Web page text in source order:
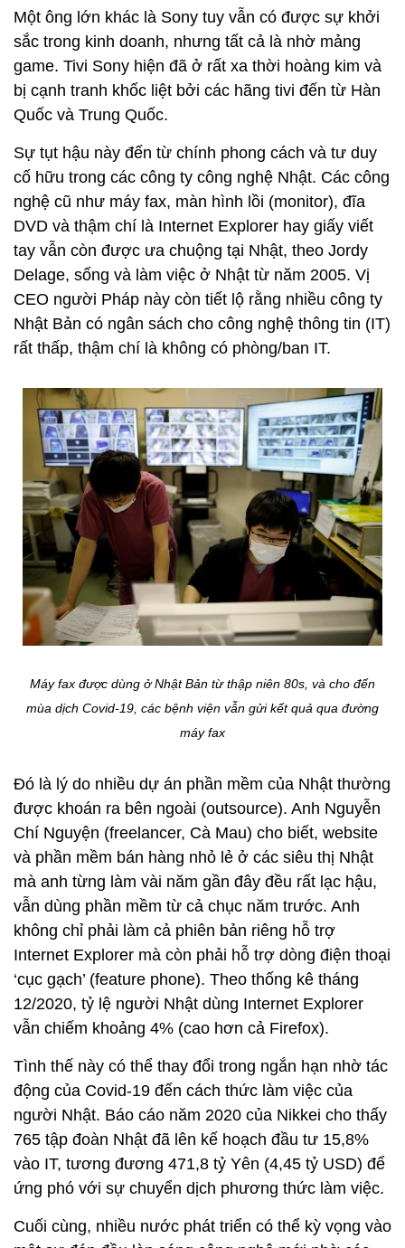
Một ông lớn khác là Sony tuy vẫn có được sự khởi
sắc trong kinh doanh, nhưng tất cả là nhờ mảng
game. Tivi Sony hiện đã ở rất xa thời hoàng kim và
bị cạnh tranh khốc liệt bởi các hãng tivi đến từ Hàn
Quốc và Trung Quốc.
Sự tụt hậu này đến từ chính phong cách và tư duy
cố hữu trong các công ty công nghệ Nhật. Các công
nghệ cũ như máy fax, màn hình lồi (monitor), đĩa
DVD và thậm chí là Internet Explorer hay giấy viết
tay vẫn còn được ưa chuộng tại Nhật, theo Jordy
Delage, sống và làm việc ở Nhật từ năm 2005. Vị
CEO người Pháp này còn tiết lộ rằng nhiều công ty
Nhật Bản có ngân sách cho công nghệ thông tin (IT)
rất thấp, thậm chí là không có phòng/ban IT.
Máy fax được dùng ở Nhật Bản từ thập niên 80s, và cho đến
mùa dịch Covid-19, các bệnh viện vẫn gửi kết quả qua đường
máy fax
Đó là lý do nhiều dự án phần mềm của Nhật thường
được khoán ra bên ngoài (outsource). Anh Nguyễn
Chí Nguyện (freelancer, Cà Mau) cho biết, website
và phần mềm bán hàng nhỏ lẻ ở các siêu thị Nhật
mà anh từng làm vài năm gần đây đều rất lạc hậu,
vẫn dùng phần mềm từ cả chục năm trước. Anh
không chỉ phải làm cả phiên bản riêng hỗ trợ
Internet Explorer mà còn phải hỗ trợ dòng điện thoại
‘cục gạch’ (feature phone). Theo thống kê tháng
12/2020, tỷ lệ người Nhật dùng Internet Explorer
vẫn chiếm khoảng 4% (cao hơn cả Firefox).
Tình thế này có thể thay đổi trong ngắn hạn nhờ tác
động của Covid-19 đến cách thức làm việc của
người Nhật. Báo cáo năm 2020 của Nikkei cho thấy
765 tập đoàn Nhật đã lên kế hoạch đầu tư 15,8%
vào IT, tương đương 471,8 tỷ Yên (4,45 tỷ USD) để
ứng phó với sự chuyển dịch phương thức làm việc.
Cuối cùng, nhiều nước phát triển có thể kỳ vọng vào